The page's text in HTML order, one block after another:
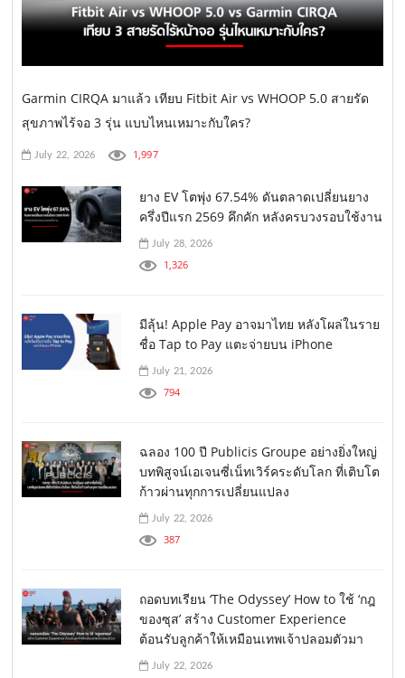
Garmin CIRQA มาแล้ว เทียบ Fitbit Air vs WHOOP 5.0 สายรัด
สุขภาพไร้จอ 3 รุ่น แบบไหนเหมาะกับใคร?
July 22, 2026 1,997
ยาง EV โตพุ่ง 67.54% ดันตลาดเปลี่ยนยาง
ครึ่งปีแรก 2569 คึกคัก หลังครบวงรอบใช้งาน
July 28, 2026
1,326
มีลุ้น! Apple Pay อาจมาไทย หลังโผล่ในราย
ชื่อ Tap to Pay แตะจ่ายบน iPhone
July 21, 2026
794
ฉลอง 100 ปี Publicis Groupe อย่างยิ่งใหญ่
บทพิสูจน์เอเจนซี่เน็ทเวิร์คระดับโลก ที่เติบโต
ก้าวผ่านทุกการเปลี่ยนแปลง
July 22, 2026
387
ถอดบทเรียน ‘The Odyssey’ How to ใช้ ‘กฎ
ของซุส’ สร้าง Customer Experience
ต้อนรับลูกค้าให้เหมือนเทพเจ้าปลอมตัวมา
July 22, 2026